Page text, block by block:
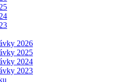
2026
2025
2024
2023